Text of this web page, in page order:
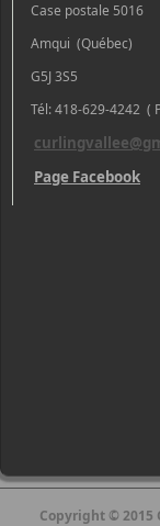
Case postale 5016
Amqui (Québec)
G5J 3S5
Tél: 418-629-4242 (
Page Facebook
Copyright © 2015